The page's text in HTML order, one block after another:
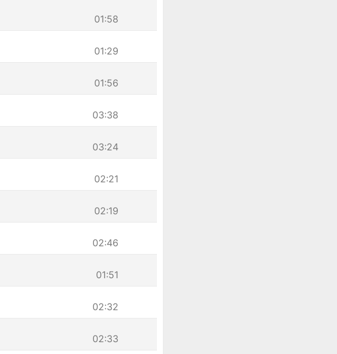
01:58
01:29
01:56
03:38
03:24
02:21
02:19
02:46
01:51
02:32
02:33